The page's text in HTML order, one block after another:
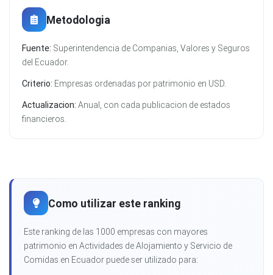
Metodologia
Fuente: Superintendencia de Companias, Valores y Seguros
del Ecuador.
Criterio: Empresas ordenadas por patrimonio en USD.
Actualizacion: Anual, con cada publicacion de estados
financieros.
Como utilizar este ranking
Este ranking de las 1000 empresas con mayores
patrimonio en Actividades de Alojamiento y Servicio de
Comidas en Ecuador puede ser utilizado para: